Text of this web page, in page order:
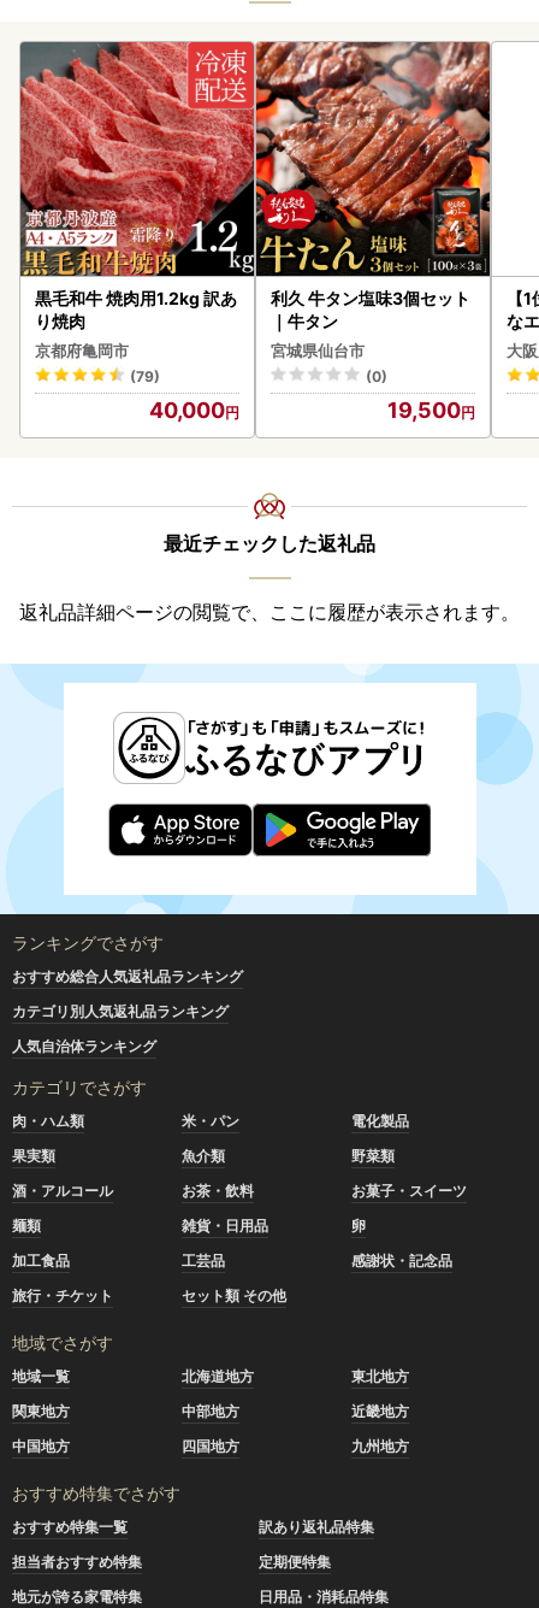
黒毛和牛 焼肉用1.2kg 訳あ
り焼肉
京都府亀岡市
(79)
40,000
利久 牛タン塩味3個セット
｜牛タン
宮城県仙台市
(0)
19,500
【
な
大
最近チェックした返礼品
返礼品詳細ページの閲覧で、ここに履歴が表示されます。
ランキングでさがす
おすすめ総合人気返礼品ランキング
カテゴリ別人気返礼品ランキング
人気自治体ランキング
カテゴリでさがす
肉・ハム類 米・パン
電化製品
果実類
魚介類
野菜類
酒・アルコール
お茶・飲料
お菓子・スイーツ
麺類
雑貨・日用品
卵
加工食品
工芸品
感謝状・記念品
旅行・チケット
セット類 その他
地域でさがす
地域一覧 北海道地方
東北地方
関東地方
中部地方
近畿地方
中国地方
四国地方 九州地方
おすすめ特集でさがす
おすすめ特集一覧
訳あり返礼品特集
担当者おすすめ特集
定期便特集
地元が誇る家電特集
日用品・消耗品特集